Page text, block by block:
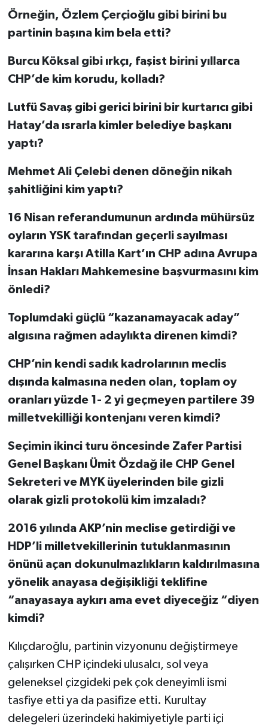
Örneğin, Özlem Çerçioğlu gibi birini bu
partinin başına kim bela etti?
Burcu Köksal gibi ırkçı, faşist birini yıllarca
CHP’de kim korudu, kolladı?
Lutfü Savaş gibi gerici birini bir kurtarıcı gibi
Hatay’da ısrarla kimler belediye başkanı
yaptı?
Mehmet Ali Çelebi denen döneğin nikah
şahitliğini kim yaptı?
16 Nisan referandumunun ardında mühürsüz
oyların YSK tarafından geçerli sayılması
kararına karşı Atilla Kart’ın CHP adına Avrupa
İnsan Hakları Mahkemesine başvurmasını kim
önledi?
Toplumdaki güçlü “kazanamayacak aday”
algısına rağmen adaylıkta direnen kimdi?
CHP’nin kendi sadık kadrolarının meclis
dışında kalmasına neden olan, toplam oy
oranları yüzde 1- 2 yi geçmeyen partilere 39
milletvekilliği kontenjanı veren kimdi?
Seçimin ikinci turu öncesinde Zafer Partisi
Genel Başkanı Ümit Özdağ ile CHP Genel
Sekreteri ve MYK üyelerinden bile gizli
olarak gizli protokolü kim imzaladı?
2016 yılında AKP’nin meclise getirdiği ve
HDP’li milletvekillerinin tutuklanmasının
önünü açan dokunulmazlıkların kaldırılmasına
yönelik anayasa değişikliği teklifine
“anayasaya aykırı ama evet diyeceğiz “diyen
kimdi?
Kılıçdaroğlu, partinin vizyonunu değiştirmeye
çalışırken CHP içindeki ulusalcı, sol veya
geleneksel çizgideki pek çok deneyimli ismi
tasfiye etti ya da pasifize etti. Kurultay
delegeleri üzerindeki hakimiyetiyle parti içi